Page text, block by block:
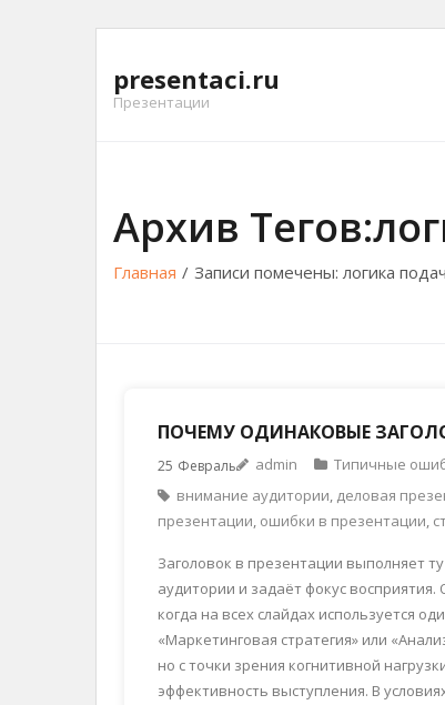
содержимому
presentaci.ru
Презентации
Архив
Главная / Записи помечены:логика
ПОЧЕМУ ОДИНАКОВЫЕ
25 Февраль admin
Типичные
внимание аудитории, деловая
презентации, ошибки в презентации,
Заголовок в презентации выполняет
аудитории и задаёт фокус
когда на всех слайдах используется
«Маркетинговая стратегия» или
но с точки зрения когнитивной
эффективность выступления. В